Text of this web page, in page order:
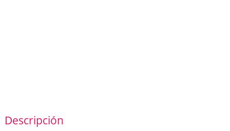
Descripción